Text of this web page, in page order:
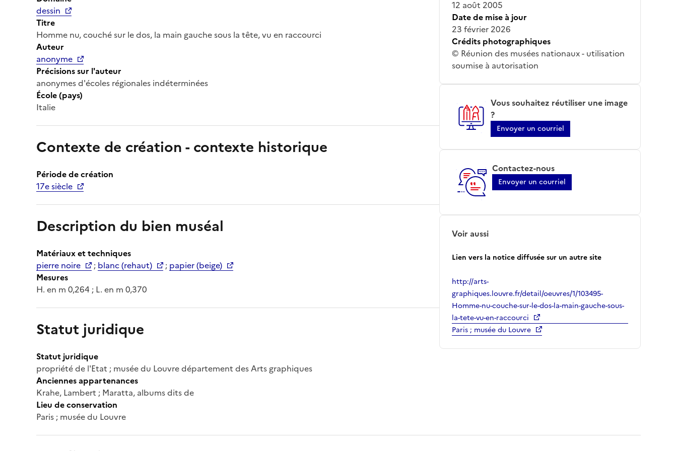
dessin
Titre
Homme nu, couché sur le dos, la main gauche sous la tête, vu en raccourci
Auteur
anonyme
Précisions sur l'auteur
anonymes d'écoles régionales indéterminées
École (pays)
Italie
Contexte de création - contexte historique
Période de création
17e siècle
Description du bien muséal
Matériaux et techniques
pierre noire
; blanc (rehaut) ; papier (beige)
Mesures
H. en m 0,264 ; L. en m 0,370
Statut juridique
Statut juridique
propriété de l'Etat ; musée du Louvre département des Arts graphiques
Anciennes appartenances
Krahe, Lambert ; Maratta, albums dits de
Lieu de conservation
Paris ; musée du Louvre
12 août 2005
Date de mise à jour
23 février 2026
Crédits photographiques
© Réunion des musées nationaux - utilisation
soumise à autorisation
Vous souhaitez réutiliser une image
?
Envoyer un courriel
Contactez-nous
Envoyer un courriel
Voir aussi
Lien vers la notice diffusée sur un autre site
http://arts-
graphiques.louvre.fr/detail/oeuvres/1/103495-
Homme-nu-couche-sur-le-dos-la-main-gauche-sous-
la-tete-vu-en-raccourci
Paris ; musée du Louvre